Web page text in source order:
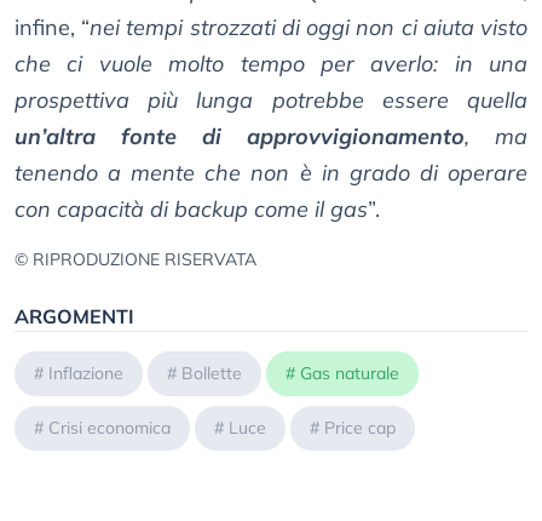
infine, “nei tempi strozzati di oggi non ci aiuta visto
che ci vuole molto tempo per averlo: in una
prospettiva più lunga potrebbe essere quella
un’altra fonte di approvvigionamento, ma
tenendo a mente che non è in grado di operare
con capacità di backup come il gas”.
© RIPRODUZIONE RISERVATA
ARGOMENTI
# Inflazione # Bollette # Gas naturale
# Crisi economica # Luce # Price cap